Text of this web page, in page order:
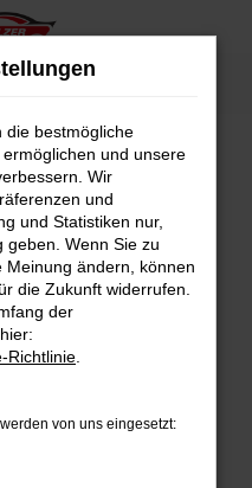
dir helfen können:
und deine
zum Beispiel deine
Seiten
die bestmögliche
und unsere
Wir
und
und Statistiken nur,
geben. Wenn Sie zu
ändern, können
die Zukunft widerrufen.
der
Richtlinie
von uns eingesetzt: